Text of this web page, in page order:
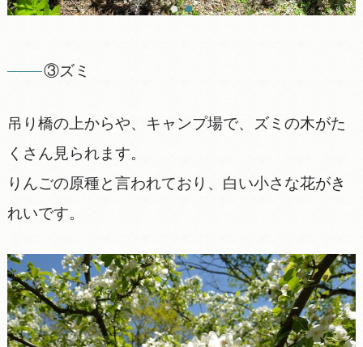
③ズミ
吊り橋の上からや、キャンプ場で、ズミの木がた
くさん見られます。
りんごの原種と言われており、白い小さな花がき
れいです。